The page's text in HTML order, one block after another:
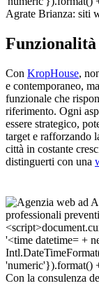
Agrate Brianza: siti
Con KropHouse,
e contemporaneo,
funzionale che
riferimento. Ogni
essere strategico,
target e rafforzando
città in costante
distinguerti con una
Con la consulenza